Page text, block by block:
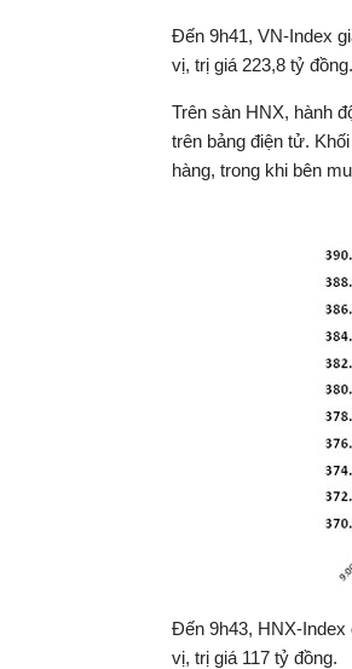
Đến 9h41, VN-Index
vị, trị giá 223,8 tỷ đồng.
Trên sàn HNX, hành
trên bảng điện tử.
hàng, trong khi bên
Đến 9h43, HNX-Index
vị, trị giá 117 tỷ đồng.